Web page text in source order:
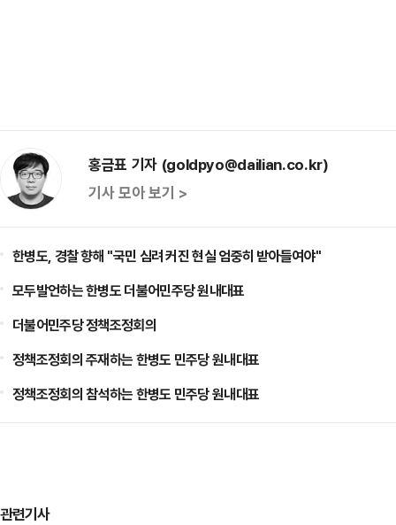
홍금표 기자 (goldpyo@dailian.co.kr)
기사 모아 보기 >
한병도, 경찰 향해 "국민 심려 커진 현실 엄중히 받아들여야"
모두발언하는 한병도 더불어민주당 원내대표
더불어민주당 정책조정회의
정책조정회의 주재하는 한병도 민주당 원내대표
정책조정회의 참석하는 한병도 민주당 원내대표
관련기사